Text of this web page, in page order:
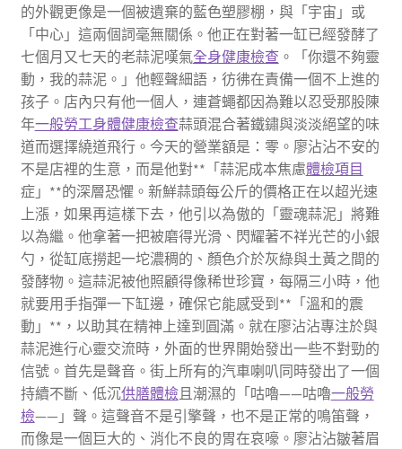
的外觀更像是一個被遺棄的藍色塑膠棚，與「宇宙」或
「中心」這兩個詞毫無關係。他正在對著一缸已經發酵了
七個月又七天的老蒜泥嘆氣全身健康檢查 。「你還不夠靈
動，我的蒜泥。」他輕聲細語，彷彿在責備一個不上進的
孩子。店內只有他一個人，連蒼蠅都因為難以忍受那股陳
年一般勞工身體健康檢查蒜頭混合著鐵鏽與淡淡絕望的味
道而選擇繞道飛行。今天的營業額是：零。廖沾沾不安的
不是店裡的生意，而是他對**「蒜泥成本焦慮體檢項目
症」**的深層恐懼。新鮮蒜頭每公斤的價格正在以超光速
上漲，如果再這樣下去，他引以為傲的「靈魂蒜泥」將難
以為繼。他拿著一把被磨得光滑、閃耀著不祥光芒的小銀
勺，從缸底撈起一坨濃稠的、顏色介於灰綠與土黃之間的
發酵物。這蒜泥被他照顧得像稀世珍寶，每隔三小時，他
就要用手指彈一下缸邊，確保它能感受到**「溫和的震
動」**，以助其在精神上達到圓滿。就在廖沾沾專注於與
蒜泥進行心靈交流時，外面的世界開始發出一些不對勁的
信號。首先是聲音。街上所有的汽車喇叭同時發出了一個
持續不斷、低沉供膳體檢且潮濕的「咕嚕——咕嚕一般勞
檢——」聲。這聲音不是引擎聲，也不是正常的鳴笛聲，
而像是一個巨大的、消化不良的胃在哀嚎。廖沾沾皺著眉